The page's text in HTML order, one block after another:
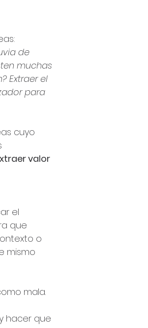
de
muchas
Extraer el
para
cuyo
valor
el
que
o
mismo
mala.
hacer que